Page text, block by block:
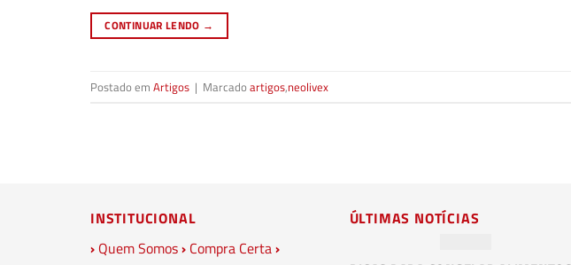
CONTINUAR LENDO →
Postado em Artigos | Marcadoartigos,neolivex
INSTITUCIONAL
› Quem Somos› Compra Certa›
ÚLTIMAS NOTÍCIAS